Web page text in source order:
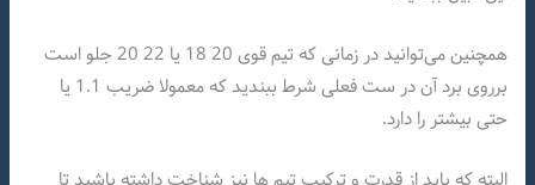
همچنین می‌توانید در زمانی که تیم قوی 20 18 یا 22 20 جلو است
برروی برد آن در ست فعلی شرط ببندید که معمولا ضریب 1.1 یا
حتی بیشتر را دارد.
البته که باید از قدرت و ترکیب تیم ها نیز شناخت داشته باشید تا